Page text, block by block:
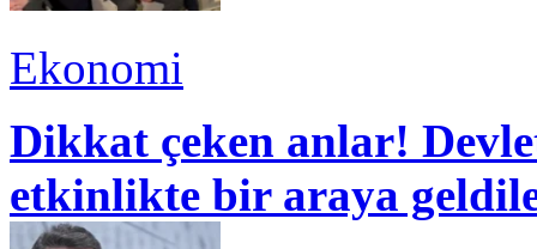
Ekonomi
Dikkat çeken anlar!
etkinlikte bir araya